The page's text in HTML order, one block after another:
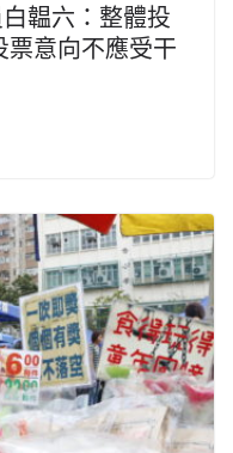
韞六：整體投
票意向不應受干